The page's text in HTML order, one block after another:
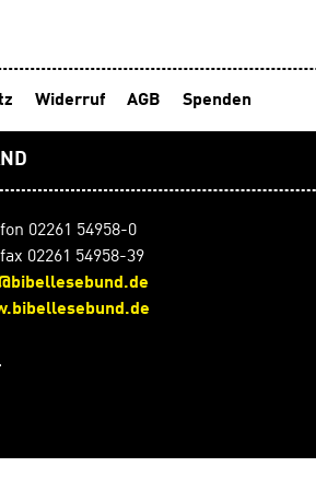
Buchinhalt beantworten.
Widerruf AGB Spenden
02261 54958-0
02261 54958-39
.